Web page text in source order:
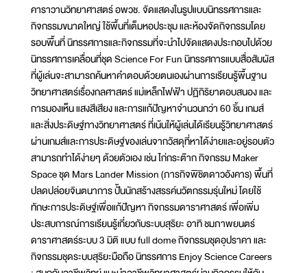
คาราวานวิทยาศาสตร์ อพวช. จัดแสดงในรูปแบบนิทรรศการและ
กิจกรรมขนาดใหญ่ ใช้พื้นที่เต็มหอประชุม และห้องจัดกิจกรรมโดย
รอบพื้นที่ นิทรรศการและกิจกรรมที่จะนำไปจัดแสดงประกอบไปด้วย
นิทรรศการเคลื่อนที่ชุด Science For Fun นิทรรศการแบบสื่อสัมผัส
ที่ผู้เล่นจะสามารถค้นหาคำตอบด้วยตนเองผ่านการเรียนรู้พื้นฐาน
วิทยาศาสตร์เรื่องกลศาสตร์ แม่เหล็กไฟฟ้า ปฏิกิริยาตอบสนอง และ
การมองเห็น แสงสีเสียง และการแก้ปัญหาจำนวนกว่า 60 ชิ้น เกมส์
และสิ่งประดิษฐ์ทางวิทยาศาสตร์ ที่เน้นให้ผู้เล่นได้เรียนรู้วิทยาศาสตร์
ผ่านเกมส์และการประดิษฐ์ของเล่นจากวัสดุที่หาได้ง่ายและอยู่รอบตัว
สามารถทำได้ง่ายๆ ด้วยตัวเอง เช่น ไก่กระต๊าก กิจกรรม Maker
Space ชุด Mars Lander Mission (ภารกิจพิชิตดาวอังคาร) พื้นที่
ปลดปล่อยจินตนาการ ปั้นนักสร้างสรรค์นวัตกรรมรุ่นใหม่ โดยใช้
ทักษะการประดิษฐ์เพื่อแก้ปัญหา กิจกรรมดาราศาสตร์ เพื่อเพิ่ม
ประสบการณ์การเรียนรู้เกี่ยวกับระบบสุริยะ อาทิ ชมภาพยนตร์
ดาราศาสตร์ระบบ 3 มิติ แบบ full dome กิจกรรมชุดอุปราคา และ
กิจกรรมชุดระบบสุริยะมือถือ นิทรรศการ Enjoy Science Careers